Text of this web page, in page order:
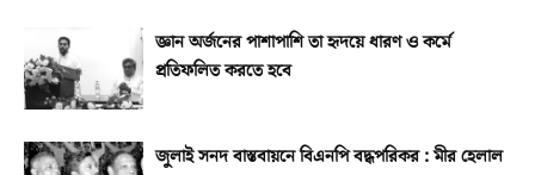
জ্ঞান অর্জনের পাশাপাশি তা হৃদয়ে ধারণ ও কর্মে
প্রতিফলিত করতে হবে
জুলাই সনদ বাস্তবায়নে বিএনপি বদ্ধপরিকর : মীর হেলাল